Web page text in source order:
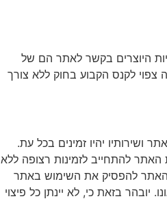
היוצרים בקשר לאתר הם של
צפוי לקנס הקבוע בחוק ללא צורך
ושירותיו יהיו זמינים בכל עת.
האתר להתחייב לזמינות רצופה ללא
להפסיק את השימוש באתר
יובהר בזאת כי, לא יינתן כל פיצוי